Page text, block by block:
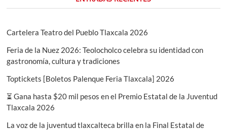
Cartelera Teatro del Pueblo Tlaxcala 2026
Feria de la Nuez 2026: Teolocholco celebra su identidad con
gastronomía, cultura y tradiciones
Toptickets [Boletos Palenque Feria Tlaxcala] 2026
⏳ Gana hasta $20 mil pesos en el Premio Estatal de la Juventud
Tlaxcala 2026
La voz de la juventud tlaxcalteca brilla en la Final Estatal de